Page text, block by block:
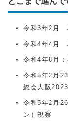
令和3年2月
令和4年4月
令和4年8月
令和5年2月
総会大阪
令和5年2月
ン）視察